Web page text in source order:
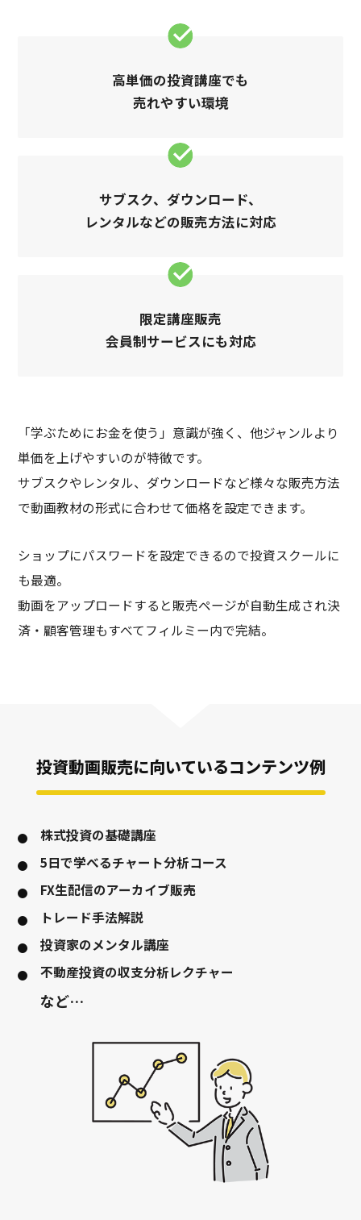
高単価の投資講座でも
売れやすい環境
サブスク、ダウンロード、
レンタルなどの販売方法に対応
限定講座販売
会員制サービスにも対応
「学ぶためにお金を使う」意識が強く、他ジャンルより
単価を上げやすいのが特徴です。
サブスクやレンタル、ダウンロードなど様々な販売方法
で動画教材の形式に合わせて価格を設定できます。
ショップにパスワードを設定できるので投資スクールに
も最適。
動画をアップロードすると販売ページが自動生成され決
済・顧客管理もすべてフィルミー内で完結。
投資動画販売に向いているコンテンツ例
株式投資の基礎講座
5日で学べるチャート分析コース
FX生配信のアーカイブ販売
トレード手法解説
投資家のメンタル講座
不動産投資の収支分析レクチャー
など…